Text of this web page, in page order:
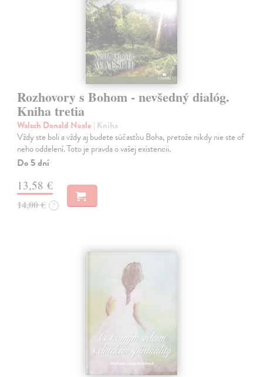
Rozhovory s Bohom - nevšedný dialóg.
Kniha tretia
Walsch Donald Neale | Kniha
Vždy ste boli a vždy aj budete súčasťou Boha, pretože nikdy nie ste of
neho oddelení. Toto je pravda o vašej existencii.
Do 5 dní
13,58 €
14,00 € ?